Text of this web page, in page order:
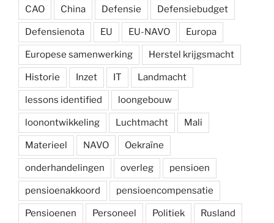
CAO China Defensie Defensiebudget
Defensienota EU EU-NAVO Europa
Europese samenwerking Herstel krijgsmacht
Historie Inzet IT Landmacht
lessons identified loongebouw
loonontwikkeling Luchtmacht Mali
Materieel NAVO Oekraïne
onderhandelingen overleg pensioen
pensioenakkoord pensioencompensatie
Pensioenen Personeel Politiek Rusland